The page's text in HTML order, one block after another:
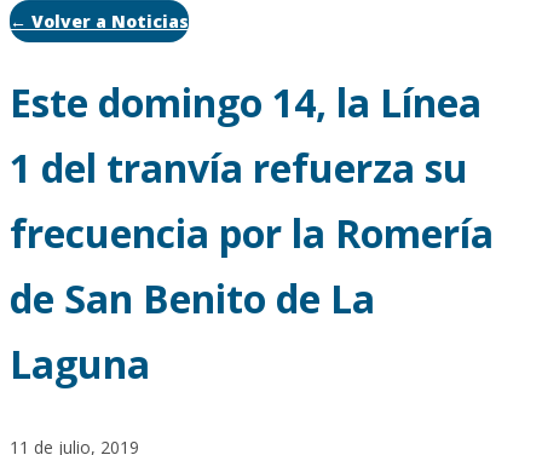
← Volver a Noticias
Este domingo 14, la Línea
1 del tranvía refuerza su
frecuencia por la Romería
de San Benito de La
Laguna
11 de julio, 2019